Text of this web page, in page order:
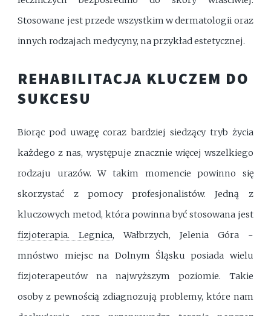
Stosowane jest przede wszystkim w dermatologii oraz
innych rodzajach medycyny, na przykład estetycznej.
REHABILITACJA KLUCZEM DO
SUKCESU
Biorąc pod uwagę coraz bardziej siedzący tryb życia
każdego z nas, występuje znacznie więcej wszelkiego
rodzaju urazów. W takim momencie powinno się
skorzystać z pomocy profesjonalistów. Jedną z
kluczowych metod, która powinna być stosowana jest
fizjoterapia. Legnica, Wałbrzych, Jelenia Góra -
mnóstwo miejsc na Dolnym Śląsku posiada wielu
fizjoterapeutów na najwyższym poziomie. Takie
osoby z pewnością zdiagnozują problemy, które nam